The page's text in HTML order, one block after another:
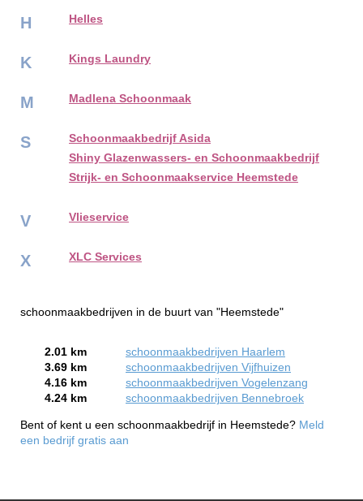
H Helles
K Kings Laundry
M Madlena Schoonmaak
S
Schoonmaakbedrijf Asida
Shiny Glazenwassers- en Schoonmaakbedrijf
Strijk- en Schoonmaakservice Heemstede
V Vlieservice
X XLC Services
schoonmaakbedrijven in de buurt van "Heemstede"
2.01 km
schoonmaakbedrijven Haarlem
3.69 km
schoonmaakbedrijven Vijfhuizen
4.16 km
schoonmaakbedrijven Vogelenzang
4.24 km
schoonmaakbedrijven Bennebroek
Bent of kent u een schoonmaakbedrijf in Heemstede? Meld
een bedrijf gratis aan